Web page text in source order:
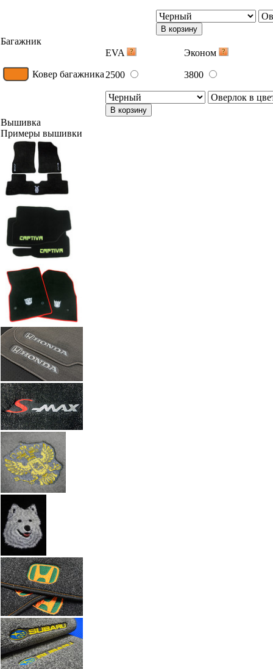
В корзину
Багажник
EVA
Эконом
Ковер багажника 2500 3800
В корзину
Вышивка
Примеры вышивки